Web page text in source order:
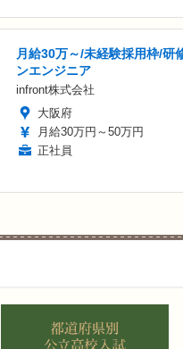
月給30万～/未経験採用枠/研
ンエンジニア
infront株式会社
大阪府
月給30万円～50万円
正社員